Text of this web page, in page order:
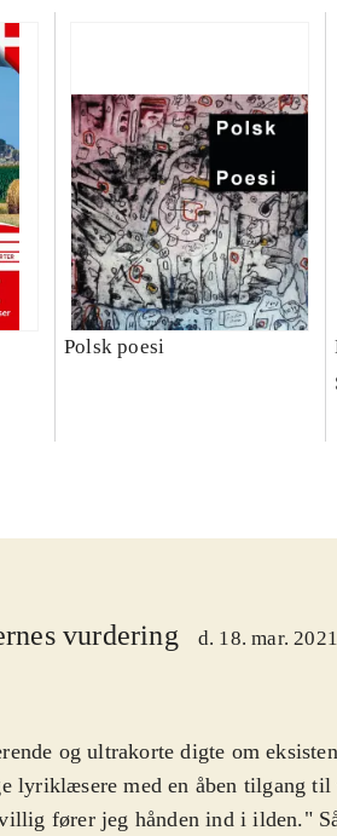
Polsk poesi
vurdering d. 18. mar. 2021
og ultrakorte digte om
lyriklæsere med en åben tilgang
fører jeg hånden ind i ilden."